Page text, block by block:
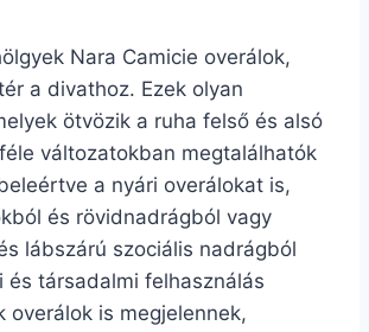
Nara Camicie overálok,
a divathoz. Ezek olyan
ötvözik a ruha felső és alsó
változatokban megtalálhatók
a nyári overálokat is,
és rövidnadrágból vagy
lábszárú szociális nadrágból
és társadalmi felhasználás
overálok is megjelennek,